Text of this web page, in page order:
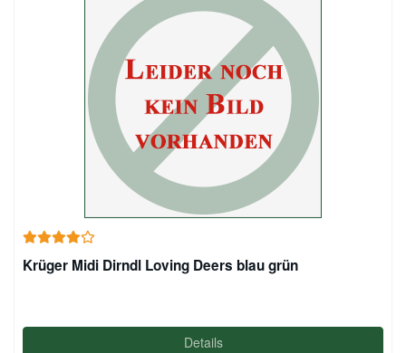
Krüger Midi Dirndl Loving Deers blau grün
Details